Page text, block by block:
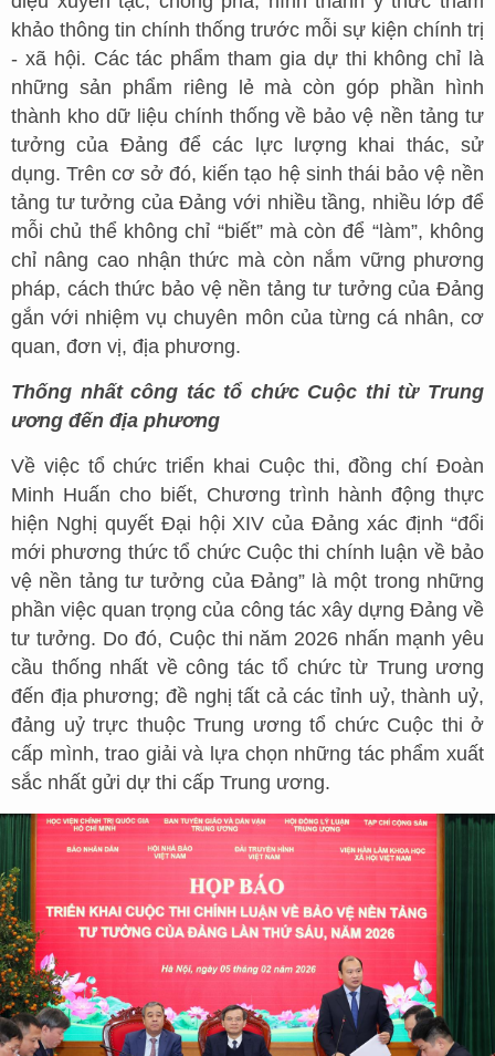
khảo thông tin chính thống trước mỗi sự kiện chính trị
- xã hội. Các tác phẩm tham gia dự thi không chỉ là
những sản phẩm riêng lẻ mà còn góp phần hình
thành kho dữ liệu chính thống về bảo vệ nền tảng tư
tưởng của Đảng để các lực lượng khai thác, sử
dụng. Trên cơ sở đó, kiến tạo hệ sinh thái bảo vệ nền
tảng tư tưởng của Đảng với nhiều tầng, nhiều lớp để
mỗi chủ thể không chỉ “biết” mà còn để “làm”, không
chỉ nâng cao nhận thức mà còn nắm vững phương
pháp, cách thức bảo vệ nền tảng tư tưởng của Đảng
gắn với nhiệm vụ chuyên môn của từng cá nhân, cơ
quan, đơn vị, địa phương.
Thống nhất công tác tổ chức Cuộc thi từ Trung
ương đến địa phương
Về việc tổ chức triển khai Cuộc thi, đồng chí Đoàn
Minh Huấn cho biết, Chương trình hành động thực
hiện Nghị quyết Đại hội XIV của Đảng xác định “đổi
mới phương thức tổ chức Cuộc thi chính luận về bảo
vệ nền tảng tư tưởng của Đảng” là một trong những
phần việc quan trọng của công tác xây dựng Đảng về
tư tưởng. Do đó, Cuộc thi năm 2026 nhấn mạnh yêu
cầu thống nhất về công tác tổ chức từ Trung ương
đến địa phương; đề nghị tất cả các tỉnh uỷ, thành uỷ,
đảng uỷ trực thuộc Trung ương tổ chức Cuộc thi ở
cấp mình, trao giải và lựa chọn những tác phẩm xuất
sắc nhất gửi dự thi cấp Trung ương.